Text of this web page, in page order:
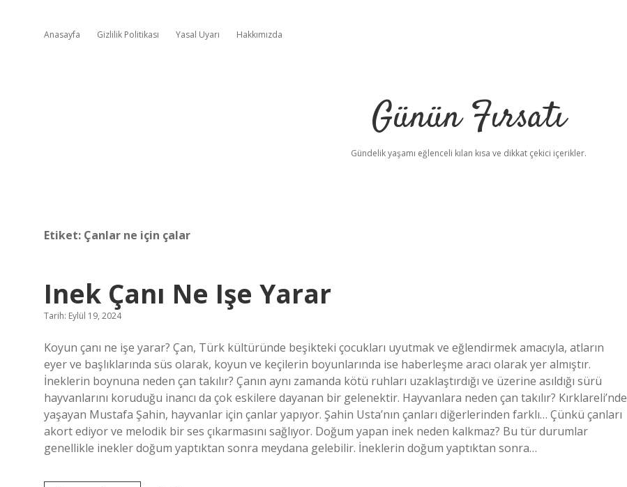
Anasayfa Gizlilik Politikası Yasal Uyarı Hakkımızda
Günün Fırsatı
Gündelik yaşamı eğlenceli kılan kısa ve dikkat çekici içerikler.
Etiket: Çanlar ne için çalar
Inek Çanı Ne Işe Yarar
Tarih: Eylül 19, 2024
Koyun çanı ne işe yarar? Çan, Türk kültüründe beşikteki çocukları uyutmak ve eğlendirmek amacıyla, atların
eyer ve başlıklarında süs olarak, koyun ve keçilerin boyunlarında ise haberleşme aracı olarak yer almıştır.
İneklerin boynuna neden çan takılır? Çanın aynı zamanda kötü ruhları uzaklaştırdığı ve üzerine asıldığı sürü
hayvanlarını koruduğu inancı da çok eskilere dayanan bir gelenektir. Hayvanlara neden çan takılır? Kırklareli’nde
yaşayan Mustafa Şahin, hayvanlar için çanlar yapıyor. Şahin Usta’nın çanları diğerlerinden farklı… Çünkü çanları
akort ediyor ve melodik bir ses çıkarmasını sağlıyor. Doğum yapan inek neden kalkmaz? Bu tür durumlar
genellikle inekler doğum yaptıktan sonra meydana gelebilir. İneklerin doğum yaptıktan sonra…